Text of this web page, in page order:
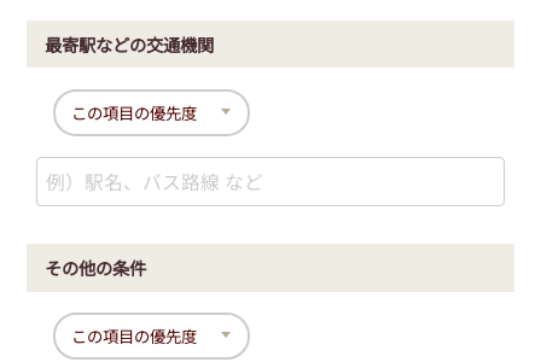
最寄駅などの交通機関
その他の条件